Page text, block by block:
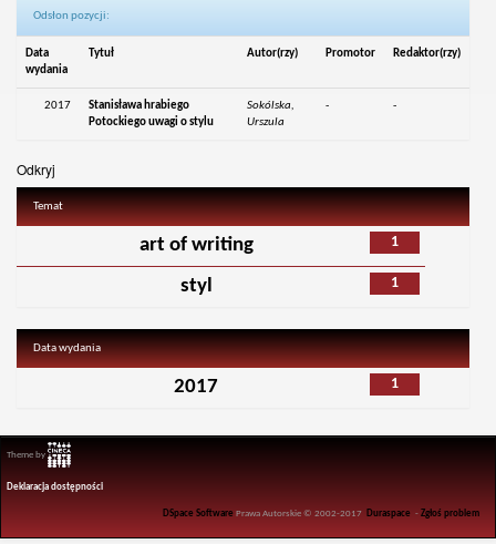
Odsłon pozycji:
Data
wydania
Tytuł Autor(rzy) Promotor Redaktor(rzy)
2017
Stanisława hrabiego
Potockiego uwagi o stylu
Sokólska,
Urszula
- -
Odkryj
Temat
1
art of writing
1
styl
Data wydania
1
2017
Theme by
Deklaracja dostępności
DSpace Software Prawa Autorskie © 2002-2017 Duraspace -Zgłoś problem